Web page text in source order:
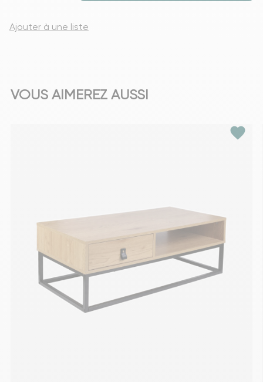
Ajouter à une liste
VOUS AIMEREZ AUSSI
favorite